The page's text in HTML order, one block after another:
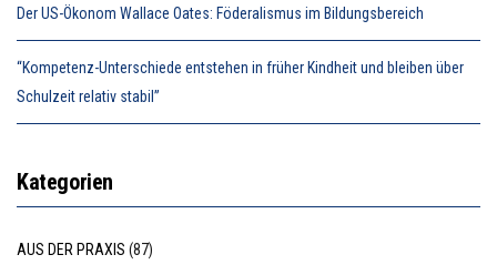
Der US-Ökonom Wallace Oates: Föderalismus im Bildungsbereich
“Kompetenz-Unterschiede entstehen in früher Kindheit und bleiben über
Schulzeit relativ stabil”
Kategorien
AUS DER PRAXIS (87)